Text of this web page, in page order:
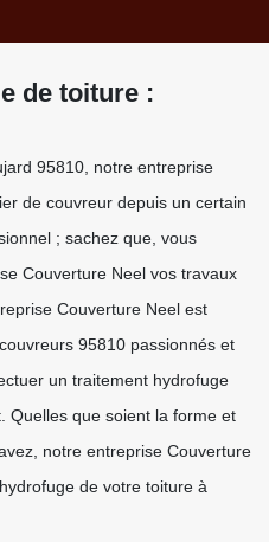
de toiture :
95810, notre entreprise
de couvreur depuis un certain
; sachez que, vous
Couverture Neel vos travaux
Couverture Neel est
95810 passionnés et
un traitement hydrofuge
Quelles que soient la forme et
notre entreprise Couverture
de votre toiture à